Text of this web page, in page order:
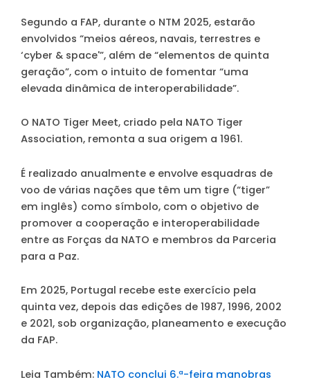
Segundo a FAP, durante o NTM 2025, estarão
envolvidos “meios aéreos, navais, terrestres e
‘cyber & space'”, além de “elementos de quinta
geração”, com o intuito de fomentar “uma
elevada dinâmica de interoperabilidade”.
O NATO Tiger Meet, criado pela NATO Tiger
Association, remonta a sua origem a 1961.
É realizado anualmente e envolve esquadras de
voo de várias nações que têm um tigre (“tiger”
em inglês) como símbolo, com o objetivo de
promover a cooperação e interoperabilidade
entre as Forças da NATO e membros da Parceria
para a Paz.
Em 2025, Portugal recebe este exercício pela
quinta vez, depois das edições de 1987, 1996, 2002
e 2021, sob organização, planeamento e execução
da FAP.
Leia Também: NATO conclui 6.ª-feira manobras